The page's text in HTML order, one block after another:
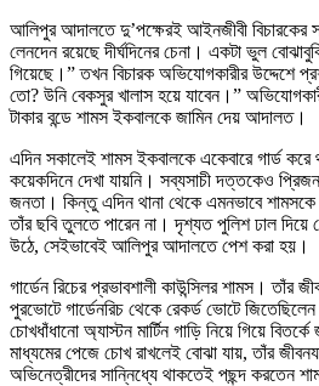
আলিপুর আদালতে দু’পক্ষেরই আইনজীবী বিচারকের
লেনদেন রয়েছে দীর্ঘদিনের চেনা। একটা ভুল
গিয়েছে।” তখন বিচারক অভিযোগকারীর উদ্দেশে
তো? উনি বেকসুর খালাস হয়ে যাবেন।”
টাকার বন্ডে শামস ইকবালকে জামিন দেয় আদালত।
এদিন সকালেই শামস ইকবালকে একেবারে গার্ড
কয়েকদিনে দেখা যায়নি। সব্যসাচী দত্তকেও
জনতা। কিন্তু এদিন থানা থেকে এমনভাবে শামসকে
তাঁর ছবি তুলতে পারেন না। দৃশ্যত পুলিশ ঢাল দিয়ে
উঠে, সেইভাবেই আলিপুর আদালতে পেশ করা হয়।
গার্ডেন রিচের প্রভাবশালী কাউন্সিলর শামস।
পুরভোটে গার্ডেনরিচ থেকে রেকর্ড ভোটে
চোখধাঁধানো অ্যাস্টন মার্টিন গাড়ি নিয়ে গিয়ে
মাধ্যমের পেজে চোখ রাখলেই বোঝা যায়, তাঁর
অভিনেত্রীদের সান্নিধ্যে থাকতেই পছন্দ করতেন